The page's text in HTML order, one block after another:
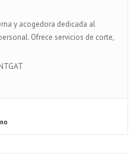
y acogedora dedicada al
Ofrece servicios de corte,